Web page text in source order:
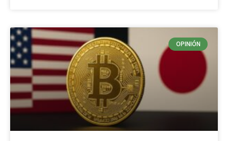
OPINIÓN